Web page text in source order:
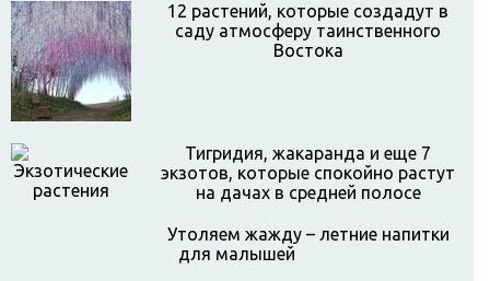
12 растений, которые создадут в
саду атмосферу таинственного
Востока
Тигридия, жакаранда и еще 7
экзотов, которые спокойно растут
на дачах в средней полосе
Утоляем жажду – летние напитки
для малышей